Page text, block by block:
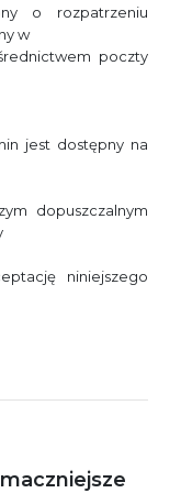
o rozpatrzeniu
w
poczty
jest dostępny na
dopuszczalnym
niniejszego